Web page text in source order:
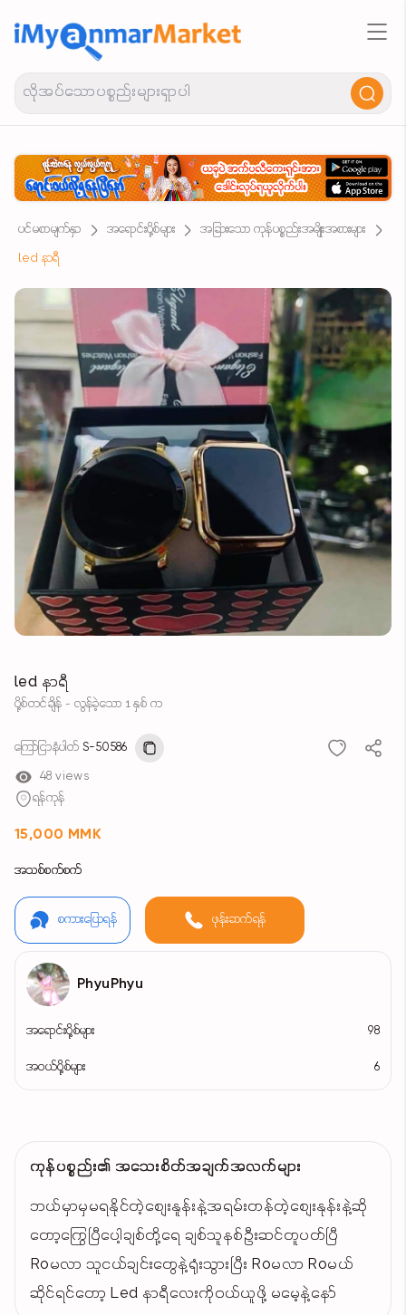
ပင်မစာမျက်နှာ အရောင်းပို့စ်များ
အခြားသော ကုန်ပစ္စည်းအမျိုးအစားများ
led နာရီ
led နာရီ
ပို့စ်တင်ချိန် - လွန်ခဲ့သော 1 နှစ် က
ကြော်ငြာနံပါတ် S-50586
48 views
ရန်ကုန်
15,000 MMK
အသစ်စက်စက်
စကားပြောရန် ဖုန်းဆက်ရန်
PhyuPhyu
အရောင်းပို့စ်များ 98
အဝယ်ပို့စ်များ 6
ကုန်ပစ္စည်း၏ အသေးစိတ်အချက်အလက်များ
ဘယ်မှာမှမရနိုင်တဲ့စျေးနူန်းနဲ့အရမ်းတန်တဲ့စျေးနုန်းနဲ့ဆို
တော့ကြွေပြီပေါ့ချစ်တို့ရေ ချစ်သူနစ်ဦးဆင်တူပတ်ပြီ
Roမလာ သူငယ်ချင်းတွေနဲ့ရုံးသွားပြီး Roမလာ Roမယ်
ဆိုင်ရင်တော့ Led နာရီလေးကိုဝယ်ယူဖို့ မမေ့နဲ့နော်